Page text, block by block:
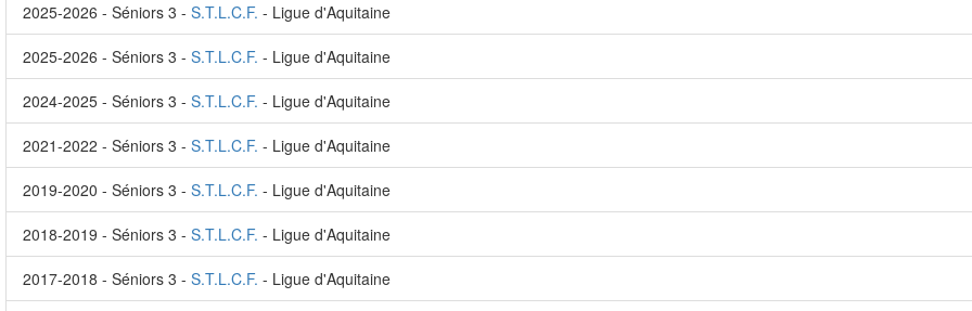
2025-2026 - Séniors 3 - S.T.L.C.F. - Ligue d'Aquitaine
2025-2026 - Séniors 3 - S.T.L.C.F. - Ligue d'Aquitaine
2024-2025 - Séniors 3 - S.T.L.C.F. - Ligue d'Aquitaine
2021-2022 - Séniors 3 - S.T.L.C.F. - Ligue d'Aquitaine
2019-2020 - Séniors 3 - S.T.L.C.F. - Ligue d'Aquitaine
2018-2019 - Séniors 3 - S.T.L.C.F. - Ligue d'Aquitaine
2017-2018 - Séniors 3 - S.T.L.C.F. - Ligue d'Aquitaine